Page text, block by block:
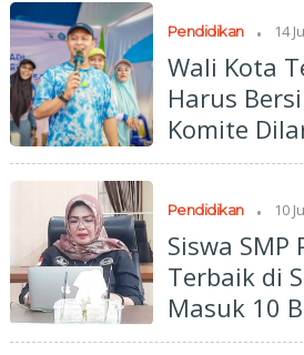
Pendidikan . 14
Wali Kota
Harus
Komite
Pendidikan . 10
Siswa SMP
Terbaik di
Masuk 10
Nasional